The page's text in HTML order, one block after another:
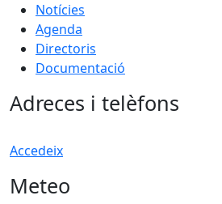
Notícies
Agenda
Directoris
Documentació
Adreces i telèfons
Accedeix
Meteo